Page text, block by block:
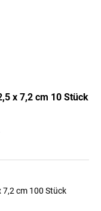
aluderm®-aluplast elastisch Strips 2,5 x 7,2 cm 10 Stück